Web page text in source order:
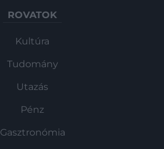
ROVATOK
Kultúra
Tudomány
Utazás
Pénz
Gasztronómia